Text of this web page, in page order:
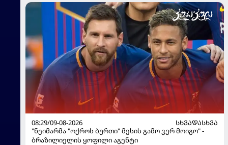
08:29/09-08-2026
ᲡᲮᲕᲐᲓᲐᲡᲮᲕᲐ
"ნეიმარმა "ოქროს ბურთი" მესის გამო ვერ მოიგო" -
ბრაზილიელის ყოფილი აგენტი